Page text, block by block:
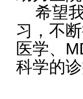
希望
习，不
医学、
科学的